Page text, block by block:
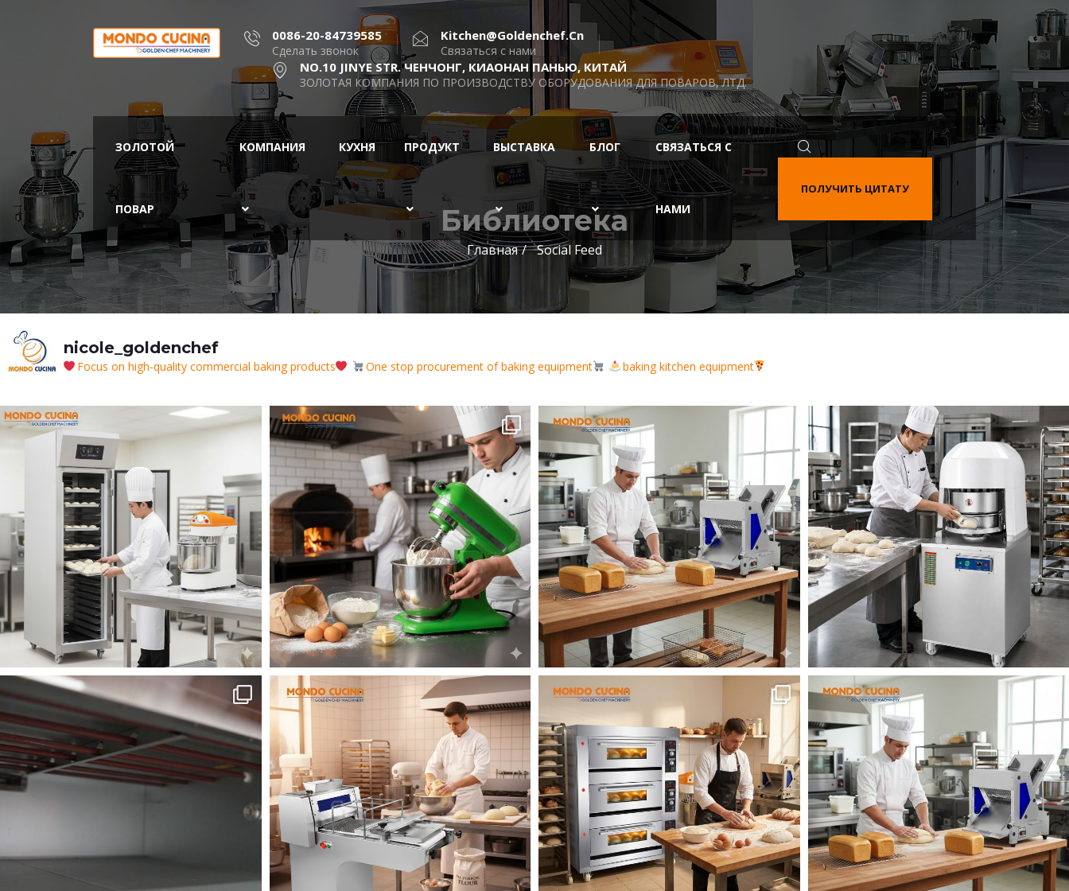
0086-20-84739585
Сделать звонок
Kitchen@goldenchef.cn
Связаться с нами
NO.10 JINYE STR. ЧЕНЧОНГ, КИАОНАН ПАНЬЮ, КИТАЙ
ЗОЛОТАЯ КОМПАНИЯ ПО ПРОИЗВОДСТВУ ОБОРУДОВАНИЯ ДЛЯ ПОВАРОВ, ЛТД.
ЗОЛОТОЙ
ПОВАР
КОМПАНИЯ КУХНЯ ПРОДУКТ ВЫСТАВКА БЛОГ СВЯЗАТЬСЯ С
НАМИ
ПОЛУЧИТЬ ЦИТАТУ
Библиотека
Главная Social Feed
nicole_goldenchef
Focus on high-quality commercial baking products One stop procurement of baking equipment baking kitchen equipment